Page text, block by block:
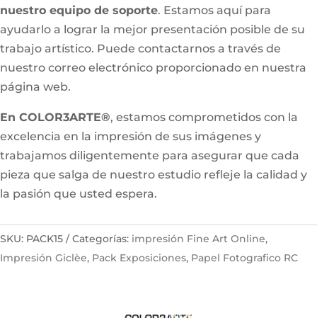
nuestro equipo de soporte. Estamos aquí para
ayudarlo a lograr la mejor presentación posible de su
trabajo artístico. Puede contactarnos a través de
nuestro correo electrónico proporcionado en nuestra
página web.
En COLOR3ARTE®, estamos comprometidos con la
excelencia en la impresión de sus imágenes y
trabajamos diligentemente para asegurar que cada
pieza que salga de nuestro estudio refleje la calidad y
la pasión que usted espera.
SKU: PACK15 Categorías: impresión Fine Art Online,
Impresión Giclèe, Pack Exposiciones, Papel Fotografico RC